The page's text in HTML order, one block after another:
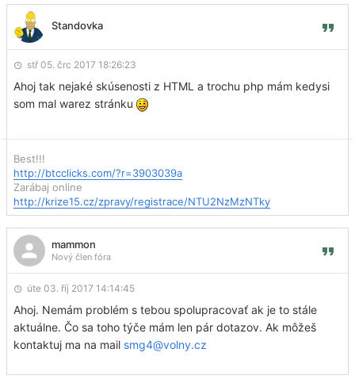
Standovka
stř 05. črc 2017 18:26:23
Ahoj tak nejaké skúsenosti z HTML a trochu php mám kedysi
som mal warez stránku
Best!!!
http://btcclicks.com/?r=3903039a
Zarábaj online
http://krize15.cz/zpravy/registrace/NTU2NzMzNTky
mammon
Nový člen fóra
úte 03. říj 2017 14:14:45
Ahoj. Nemám problém s tebou spolupracovať ak je to stále
aktuálne. Čo sa toho týče mám len pár dotazov. Ak môžeš
kontaktuj ma na mail smg4@volny.cz